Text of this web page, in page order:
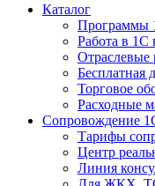
Каталог
Программы
Работа в 1С
Отраслевые
Бесплатная
Торговое
Расходные
Сопровождение
Тарифы
Центр
Линия